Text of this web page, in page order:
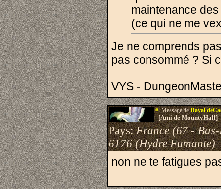
maintenance
(ce qui ne me
Je ne comprends
pas consommé ? Si
VYS -
#.Message deDayal
[Ami de MountyHall]
Pays:France (67 -
6176 (Hydre Fumante)
non ne te fatigues